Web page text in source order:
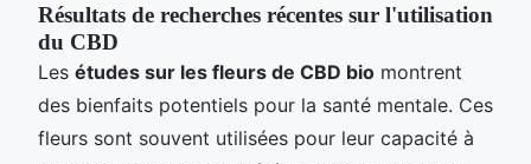
Résultats de recherches récentes sur l'utilisation
du CBD
Les études sur les fleurs de CBD bio montrent
des bienfaits potentiels pour la santé mentale. Ces
fleurs sont souvent utilisées pour leur capacité à